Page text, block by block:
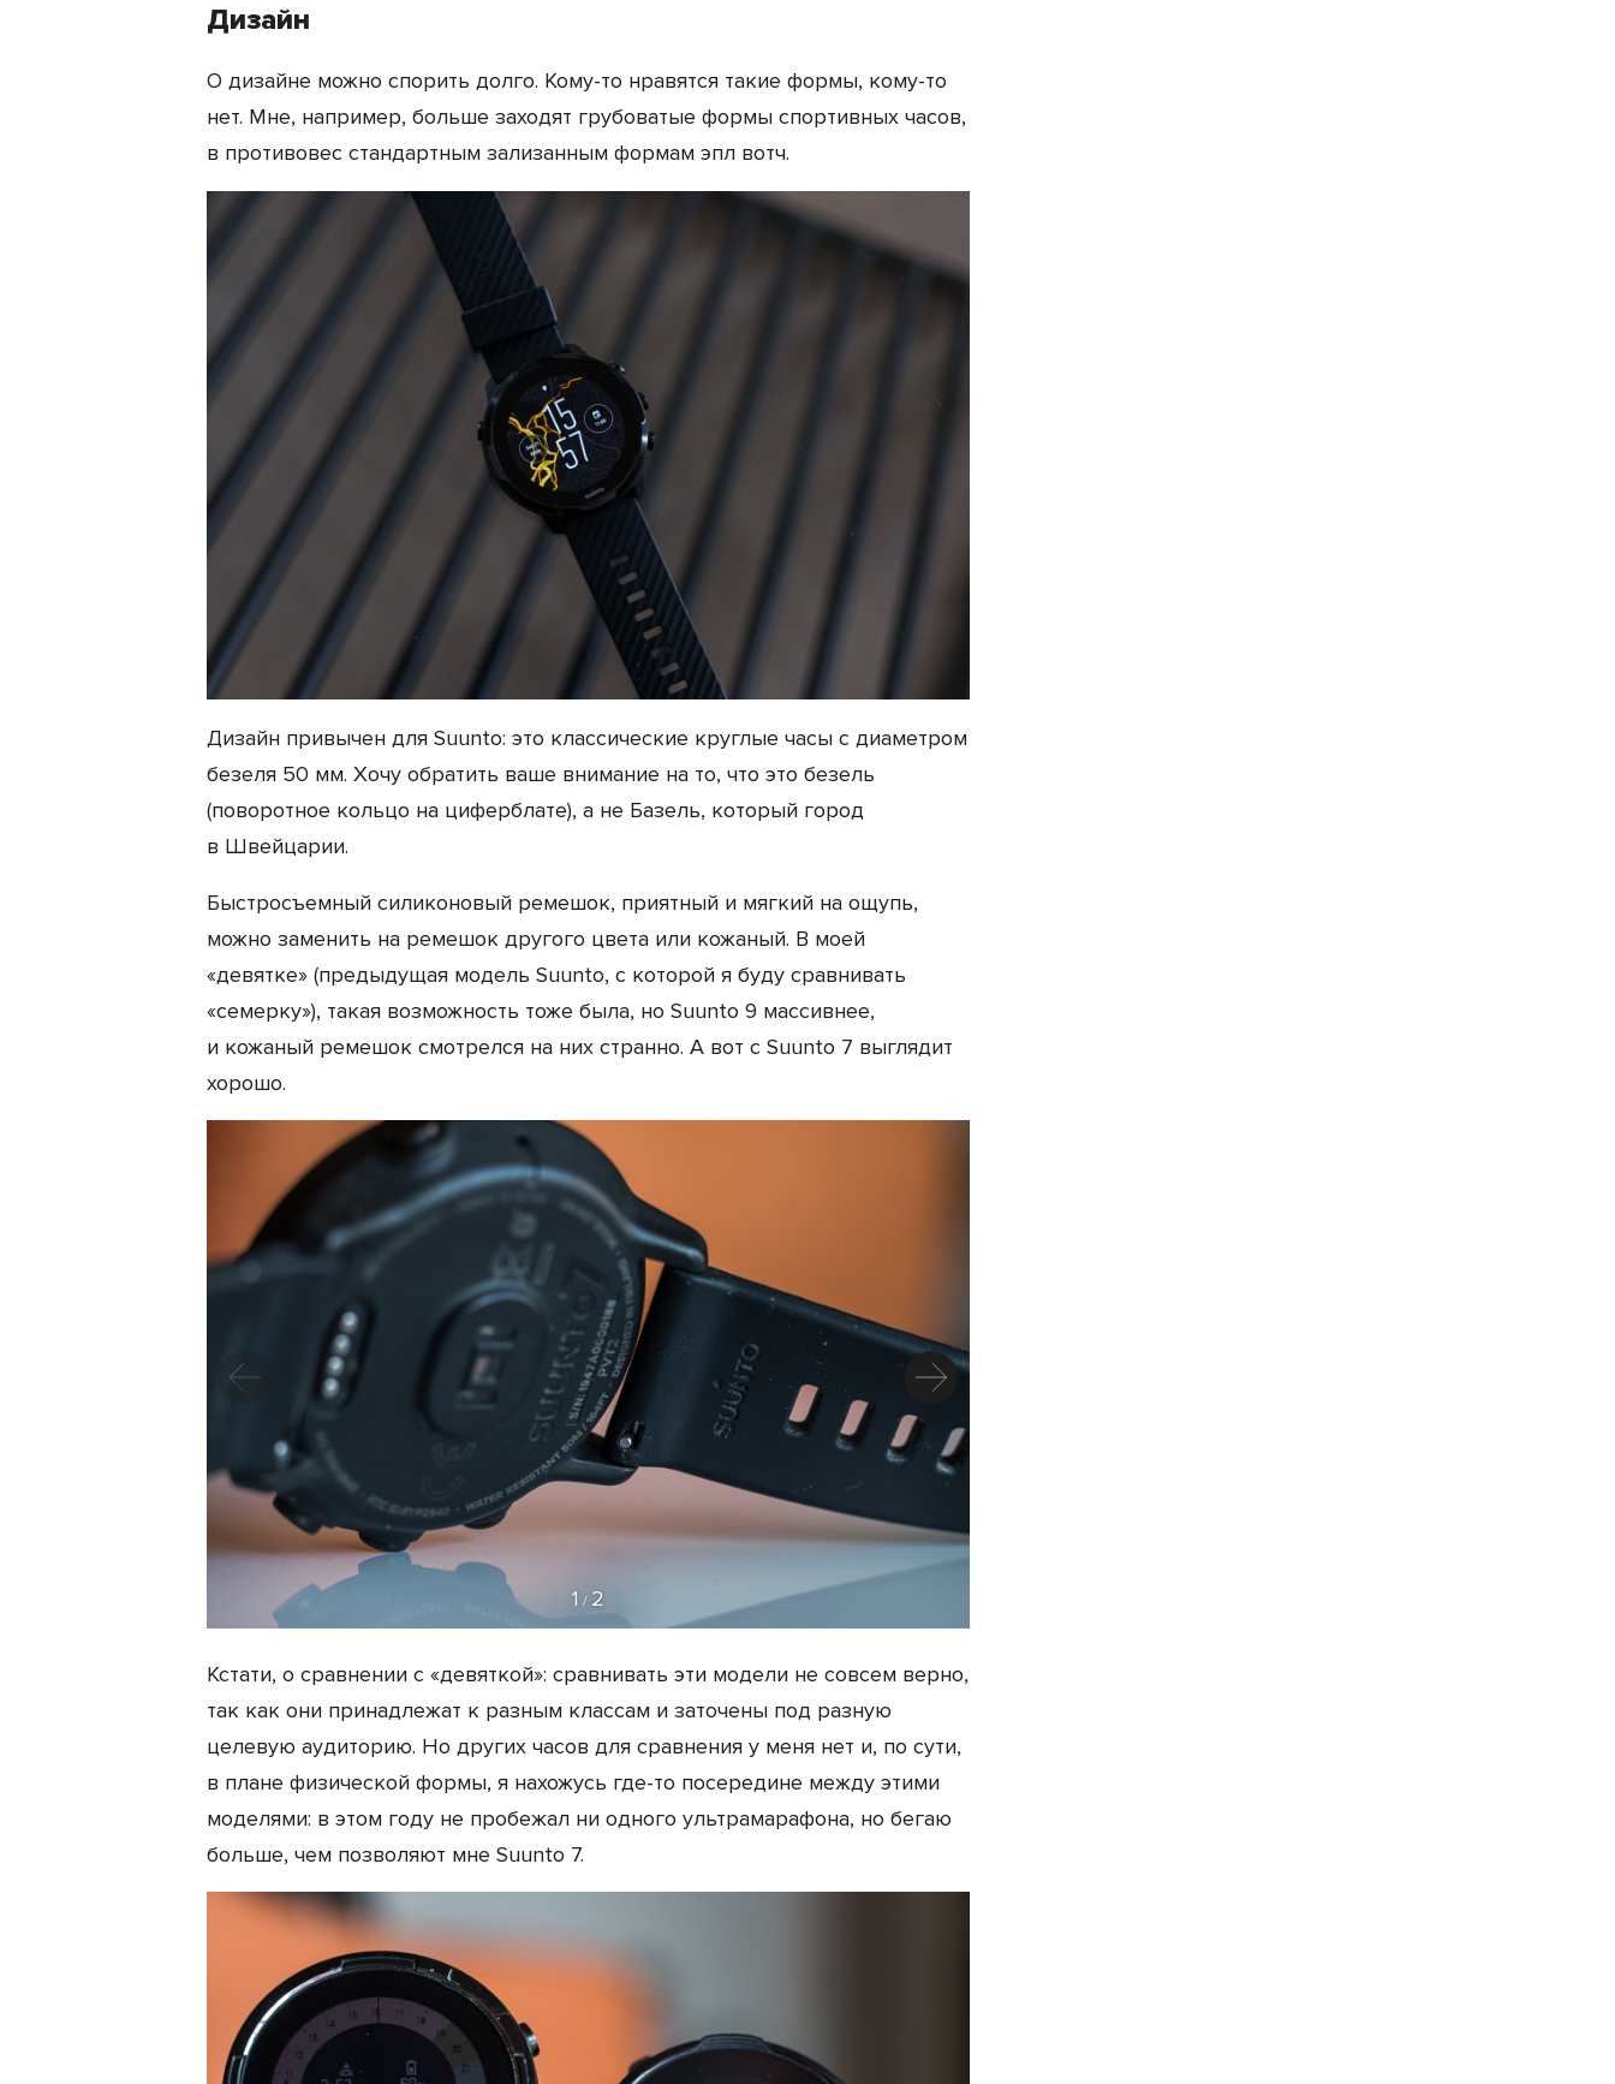
Дизайн
О дизайне можно спорить долго. Кому-то нравятся такие формы, кому-то
нет. Мне, например, больше заходят грубоватые формы спортивных часов,
в противовес стандартным зализанным формам эпл вотч.
Дизайн привычен для Suunto: это классические круглые часы с диаметром
безеля 50 мм. Хочу обратить ваше внимание на то, что это безель
(поворотное кольцо на циферблате), а не Базель, который город
в Швейцарии.
Быстросъемный силиконовый ремешок, приятный и мягкий на ощупь,
можно заменить на ремешок другого цвета или кожаный. В моей
«девятке» (предыдущая модель Suunto, с которой я буду сравнивать
«семерку»), такая возможность тоже была, но Suunto 9 массивнее,
и кожаный ремешок смотрелся на них странно. А вот с Suunto 7 выглядит
хорошо.
1 / 2
Кстати, о сравнении с «девяткой»: сравнивать эти модели не совсем верно,
так как они принадлежат к разным классам и заточены под разную
целевую аудиторию. Но других часов для сравнения у меня нет и, по сути,
в плане физической формы, я нахожусь где-то посередине между этими
моделями: в этом году не пробежал ни одного ультрамарафона, но бегаю
больше, чем позволяют мне Suunto 7.